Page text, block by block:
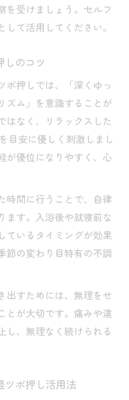
を受けましょう。セルフ
て活用してください。
しのコツ
ボ押しでは、「深くゆっ
ズム」を意識することが
はなく、リラックスした
目安に優しく刺激しまし
が優位になりやすく、心
時間に行うことで、自律
ます。入浴後や就寝前な
ているタイミングが効果
節の変わり目特有の不調
出すためには、無理をせ
とが大切です。痛みや違
し、無理なく続けられる
ツボ押し活用法